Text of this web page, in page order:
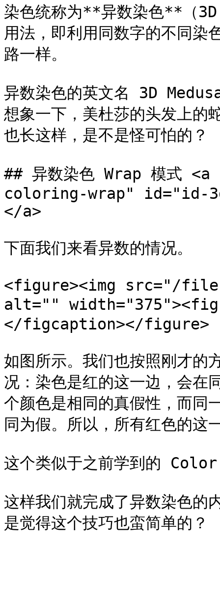
染色统称为**异数染色**（
用法，即利用同数字的不同
路一样。
异数染色的英文名 3D
想象一下，美杜莎的头发上的
也长这样，是不是怪可怕的？
## 异数染色 Wrap 模式
coloring-wrap" id="id-
</a>
下面我们来看异数的情况。
<figure><img src="/
alt=""
</figcaption></figure>
如图所示。我们也按照刚才的
况：染色是红的这一边，会在
个颜色是相同的真假性，而同
同为假。所以，所有红色的这
这个类似于之前学到的
这样我们就完成了异数染色的